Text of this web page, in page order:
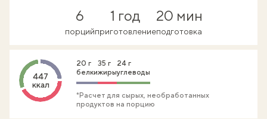
6
порций
1 год
приготовление
20 мин
подготовка
447
ккал
20 г
белки
35 г
жиры
24 г
углеводы
*Расчет для сырых, необработанных
продуктов на порцию